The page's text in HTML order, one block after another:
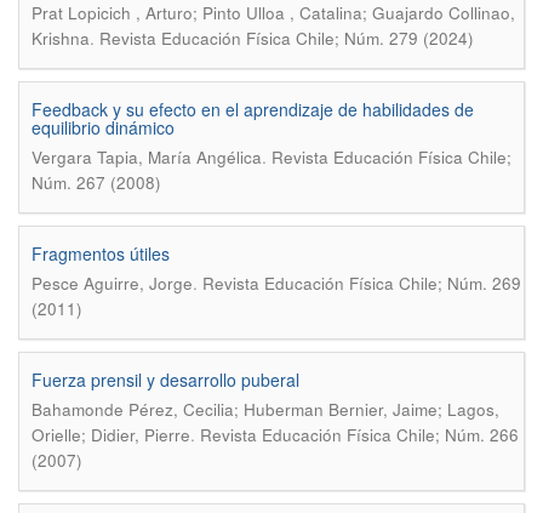
Prat Lopicich , Arturo; Pinto Ulloa , Catalina; Guajardo Collinao,
Krishna. Revista Educación Física Chile; Núm. 279 (2024)
Feedback y su efecto en el aprendizaje de habilidades de
equilibrio dinámico
Vergara Tapia, María Angélica. Revista Educación Física Chile;
Núm. 267 (2008)
Fragmentos útiles
Pesce Aguirre, Jorge. Revista Educación Física Chile; Núm. 269
(2011)
Fuerza prensil y desarrollo puberal
Bahamonde Pérez, Cecilia; Huberman Bernier, Jaime; Lagos,
Orielle; Didier, Pierre. Revista Educación Física Chile; Núm. 266
(2007)